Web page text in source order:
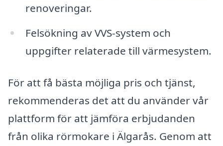
renoveringar.
Felsökning av VVS-system och
uppgifter relaterade till värmesystem.
För att få bästa möjliga pris och tjänst,
rekommenderas det att du använder vår
plattform för att jämföra erbjudanden
från olika rörmokare i Älgarås. Genom att